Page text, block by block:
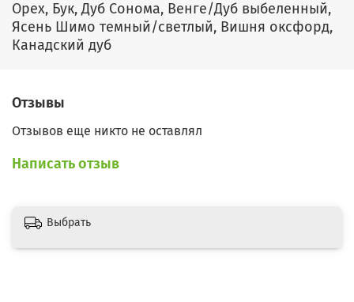
Орех, Бук, Дуб Сонома, Венге/Дуб выбеленный,
Ясень Шимо темный/светлый, Вишня оксфорд,
Канадский дуб
Отзывы
Отзывов еще никто не оставлял
Написать отзыв
Выбрать